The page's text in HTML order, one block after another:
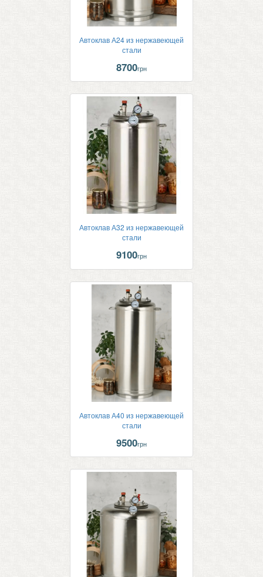
Автоклав А24 из нержавеющей
стали
8700грн
Автоклав А32 из нержавеющей
стали
9100грн
Автоклав А40 из нержавеющей
стали
9500грн